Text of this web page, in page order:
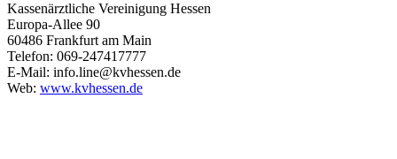
Kassenärztliche Vereinigung Hessen
Europa-Allee 90
60486 Frankfurt am Main
Telefon: 069-247417777
E-Mail: info.line@kvhessen.de
Web: www.kvhessen.de